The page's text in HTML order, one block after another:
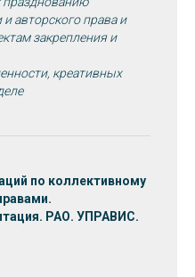
авторского права и
закрепления и
креативных
по коллективному
РАО. УПРАВИС.